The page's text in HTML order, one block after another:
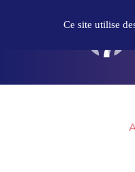
Ce site utilise